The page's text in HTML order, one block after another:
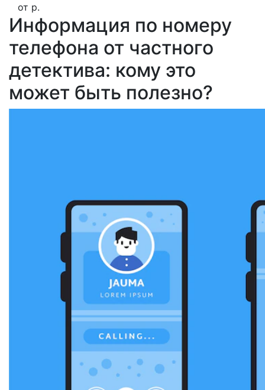
от р.
Информация по номеру
телефона от частного
детектива: кому это
может быть полезно?